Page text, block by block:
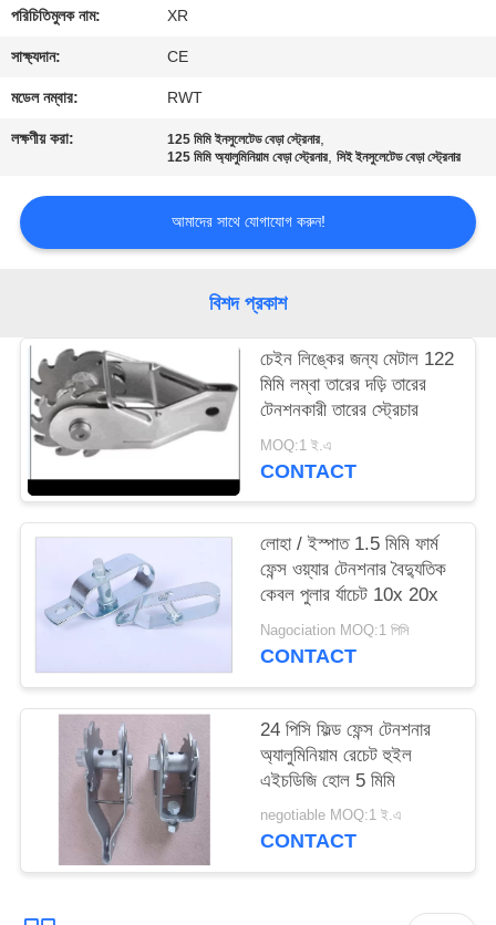
যোগাযোগ
করুন
উদ্ধৃতির
আবেদন
PRIVACY
POLICY
পরিচিতিমুলক নাম: XR
সাক্ষ্যদান: CE
মডেল নম্বার: RWT
লক্ষণীয় করা: 125 মিমি ইনসুলেটেড বেড়া স্ট্রেনার,
125 মিমি অ্যালুমিনিয়াম বেড়া স্ট্রেনার,সিই ইনসুলেটেড বেড়া স্ট্রেনার
আমাদের সাথে যোগাযোগ করুন!
বিশদ প্রকাশ
চেইন লিঙ্কের জন্য মেটাল 122
মিমি লম্বা তারের দড়ি তারের
টেনশনকারী তারের স্ট্রেচার
MOQ:1 ই.এ
CONTACT
লোহা / ইস্পাত 1.5 মিমি ফার্ম
ফেন্স ওয়্যার টেনশনার বৈদ্যুতিক
কেবল পুলার র্যাচেট 10x 20x
Nagociation MOQ:1 পিসি
CONTACT
24 পিসি ফিল্ড ফেন্স টেনশনার
অ্যালুমিনিয়াম রেচেট হুইল
এইচডিজি হোল 5 মিমি
negotiable MOQ:1 ই.এ
CONTACT